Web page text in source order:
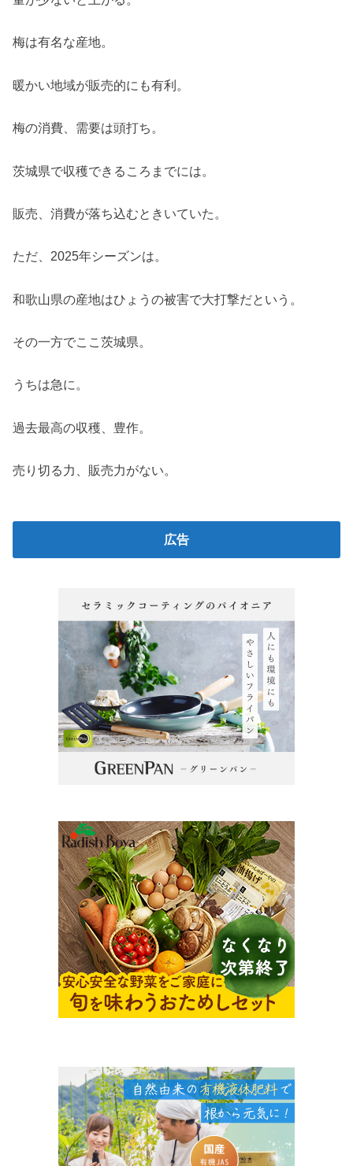
梅は有名な産地。
暖かい地域が販売的にも有利。
梅の消費、需要は頭打ち。
茨城県で収穫できるころまでには。
販売、消費が落ち込むときいていた。
ただ、2025年シーズンは。
和歌山県の産地はひょうの被害で大打撃だという。
その一方でここ茨城県。
うちは急に。
過去最高の収穫、豊作。
売り切る力、販売力がない。
広告